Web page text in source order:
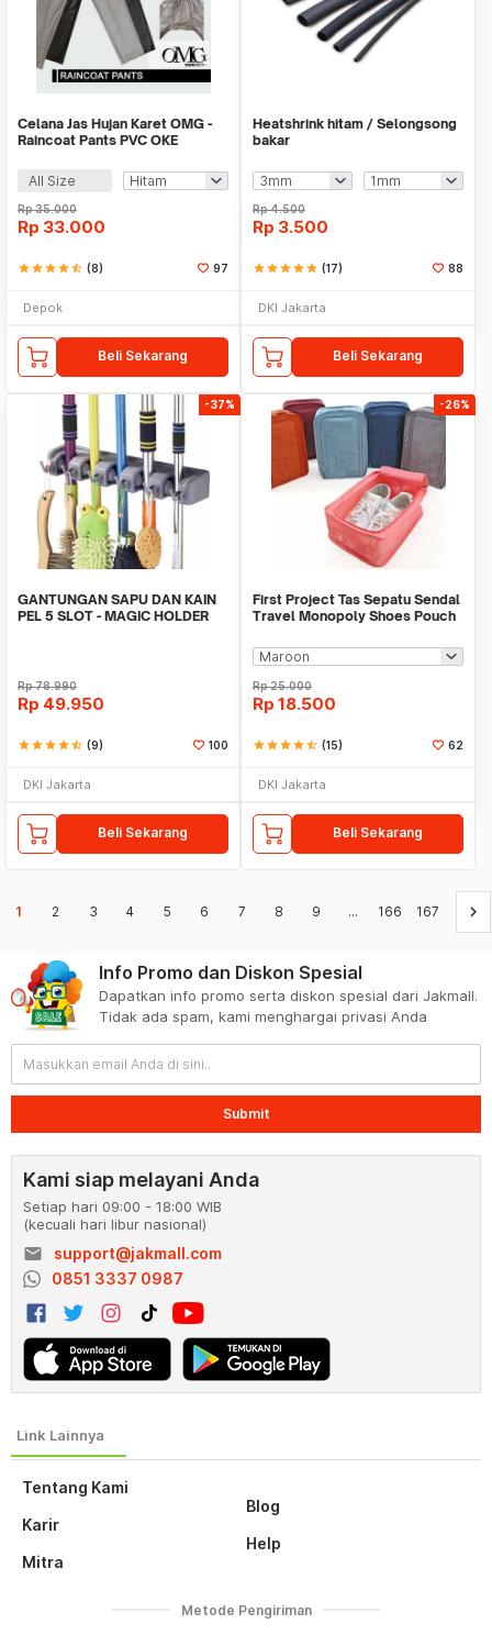
Celana Jas Hujan Karet OMG -
Raincoat Pants PVC OKE
All Size
Rp35.000
Rp 33.000
starstarstarstarstar_half (8) 97
Depok
Beli Sekarang
Heatshrink hitam / Selongsong
bakar
Rp4.500
Rp 3.500
starstarstarstarstar (17) 88
DKI Jakarta
Beli Sekarang
-37%
GANTUNGAN SAPU DAN KAIN
PEL 5 SLOT - MAGIC HOLDER
Rp78.990
Rp 49.950
starstarstarstarstar_half (9) 100
DKI Jakarta
Beli Sekarang
-26%
First Project Tas Sepatu Sendal
Travel Monopoly Shoes Pouch
Rp25.000
Rp 18.500
starstarstarstarstar_half (15) 62
DKI Jakarta
Beli Sekarang
1 2 3 4 5 6 7 8 9 ... 166 167 keyboard_arrow_right
Tentang Kami
Karir
Mitra
Blog
Help
Info Promo dan Diskon Spesial
Dapatkan info promo serta diskon spesial dari Jakmall.
Tidak ada spam, kami menghargai privasi Anda
Submit
Kami siap melayani Anda
Setiap hari 09:00 - 18:00 WIB
(kecuali hari libur nasional)
email
support@jakmall.com
0851 3337 0987
Metode Pengiriman